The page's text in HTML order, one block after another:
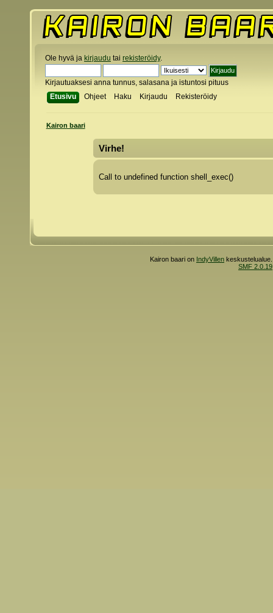
Ole hyvä ja kirjaudu tai rekisteröidy.
Kirjautuaksesi anna tunnus, salasana ja istuntosi pituus
Etusivu
Ohjeet Haku Kirjaudu Rekisteröidy
Kairon baari
Virhe!
Call to undefined function shell_exec()
Kairon baari on IndyVillen
SMF 2.0.19